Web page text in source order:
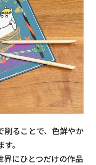
削ることで、色鮮やか
。
界にひとつだけの作品